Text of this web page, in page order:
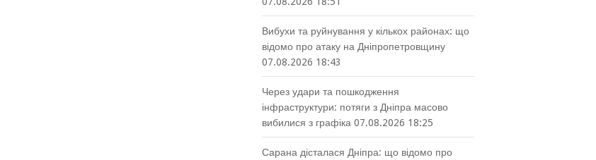
Вибухи та руйнування у кількох районах: що
відомо про атаку на Дніпропетровщину
07.08.2026 18:43
Через удари та пошкодження
інфраструктури: потяги з Дніпра масово
вибилися з графіка 07.08.2026 18:25
Сарана дісталася Дніпра: що відомо про